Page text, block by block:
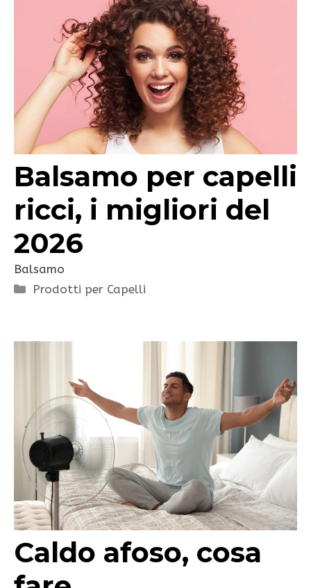
Balsamo per capelli
ricci, i migliori del
2026
Balsamo
Categorie
Prodotti per Capelli
Caldo afoso, cosa